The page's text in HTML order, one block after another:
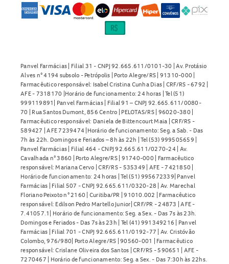
Panvel Farmácias | Filial 31 - CNPJ 92.665.611/0101-30 | Av. Protásio
Alves n° 4194 subsolo - Petrópolis | Porto Alegre/RS | 91310-000 |
Farmacêutico responsável: Isabel Cristina Cunha Dias | CRF/RS - 6792 |
AFE - 7318170 |Horário de funcionamento: 24 horas | Tel (51)
999119891| Panvel Farmácias | Filial 91 – CNPJ 92.665.611/0080-
70 | Rua Santos Dumont, 856 Centro | PELOTAS/RS | 96020-380 |
Farmacêutico responsável: Daniela de Bittencourt Maia | CRF/RS -
589427 | AFE 7239474 |Horário de funcionamento: Seg. a Sab. - Das
7h às 22h. Domingos e Feriados – 8h às 22h | Tel (53) 999505659 |
Panvel Farmácias | Filial 464 - CNPJ 92.665.611/0270-24 | Av.
Cavalhada n° 3860 | Porto Alegre/RS | 91740-000 | Farmacêutico
responsável: Mariana Cervo | CRF/RS - 535349 | AFE - 7421850 |
Horário de funcionamento: 24 horas | Tel (51) 995672339| Panvel
Farmácias | Filial 507 - CNPJ 92.665.611/0320-28 | Av. Marechal
Floriano Peixoto n° 2160 | Curitiba/PR | 91010.002 | Farmacêutico
responsável: Edilson Pedro Martello Junior| CRF/PR - 24873 | AFE -
7.41057.1| Horário de funcionamento: Seg. a Sex. - Das 7s às 23h.
Domingos e Feriados - Das 7s às 23h | Tel (41) 991349216 | Panvel
Farmácias | Filial 701 - CNPJ 92.665.611/0192-77 | Av. Cristóvão
Colombo, 976/980| Porto Alegre/RS | 90560-001 | Farmacêutico
responsável: Crislane Oliveira dos Santos | CRF/RS - 590651 | AFE -
7270467 | Horário de funcionamento: Seg. a Sex. - Das 7:30h às 22hs.